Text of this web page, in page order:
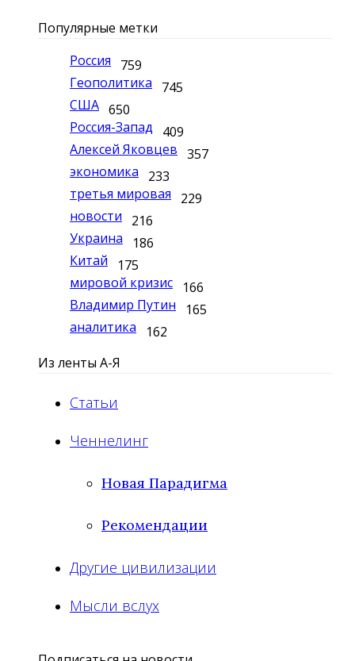
Популярные метки
Россия
759
Геополитика
745
США 650
Россия-Запад
409
Алексей Яковцев 357
экономика
233
третья мировая
229
новости
216
Украина
186
Китай
175
мировой кризис
166
Владимир Путин
165
аналитика
162
Из ленты А-Я
Статьи
Ченнелинг
Новая Парадигма
Рекомендации
Другие цивилизации
Мысли вслух